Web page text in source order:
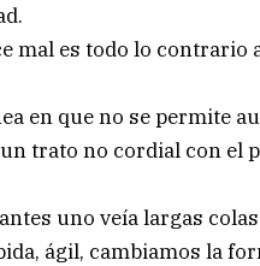
mal es todo lo contrario
en que no se permite
trato no cordial con el
uno veía largas
ágil, cambiamos la